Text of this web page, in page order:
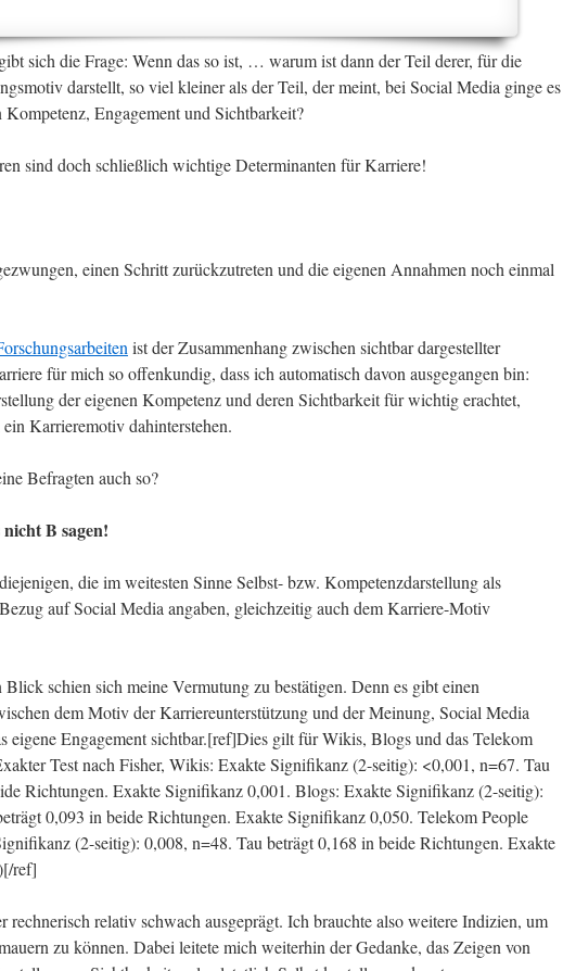
sich die Frage: Wenn das so ist, … warum ist dann der Teil derer, für die
darstellt, so viel kleiner als der Teil, der meint, bei Social Media ginge es
Kompetenz, Engagement und Sichtbarkeit?
sind doch schließlich wichtige Determinanten für Karriere!
einen Schritt zurückzutreten und die eigenen Annahmen noch einmal
ist der Zusammenhang zwischen sichtbar dargestellter
für mich so offenkundig, dass ich automatisch davon ausgegangen bin:
der eigenen Kompetenz und deren Sichtbarkeit für wichtig erachtet,
ein Karrieremotiv dahinterstehen.
Befragten auch so?
B sagen!
die im weitesten Sinne Selbst- bzw. Kompetenzdarstellung als
auf Social Media angaben, gleichzeitig auch dem Karriere-Motiv
Blick schien sich meine Vermutung zu bestätigen. Denn es gibt einen
dem Motiv der Karriereunterstützung und der Meinung, Social Media
eigene Engagement sichtbar.[ref]Dies gilt für Wikis, Blogs und das Telekom
Test nach Fisher, Wikis: Exakte Signifikanz (2-seitig): <0,001, n=67. Tau
Richtungen. Exakte Signifikanz 0,001. Blogs: Exakte Signifikanz (2-seitig):
0,093 in beide Richtungen. Exakte Signifikanz 0,050. Telekom People
(2-seitig): 0,008, n=48. Tau beträgt 0,168 in beide Richtungen. Exakte
ref]
rechnerisch relativ schwach ausgeprägt. Ich brauchte also weitere Indizien, um
zu können. Dabei leitete mich weiterhin der Gedanke, das Zeigen von